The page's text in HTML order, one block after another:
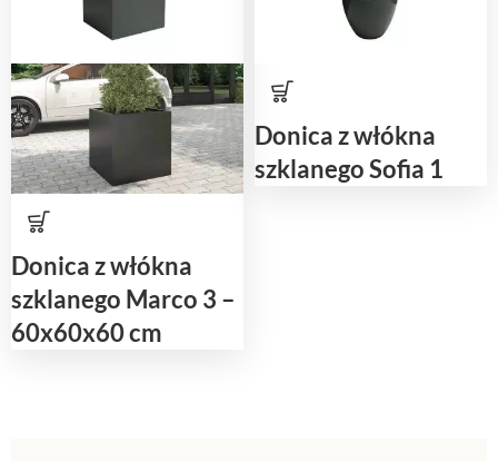
Donica z włókna
szklanego Marco 3 –
60x60x60 cm
Donica z włókna
szklanego Sofia 1